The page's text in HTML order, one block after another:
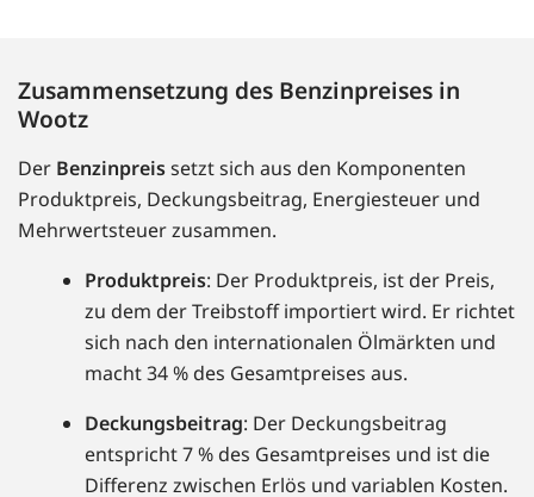
Zusammensetzung des Benzinpreises in
Wootz
Der Benzinpreissetzt sich aus den Komponenten
Produktpreis, Deckungsbeitrag, Energiesteuer und
Mehrwertsteuer zusammen.
Produktpreis: Der Produktpreis, ist der Preis,
zu dem der Treibstoff importiert wird. Er richtet
sich nach den internationalen Ölmärkten und
macht 34 % des Gesamtpreises aus.
Deckungsbeitrag: Der Deckungsbeitrag
entspricht 7 % des Gesamtpreises und ist die
Differenz zwischen Erlös und variablen Kosten.